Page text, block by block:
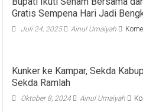
Gratis Sempena Hari Jadi
Juli 24, 2025 Ainul Umaiyah
Kunker ke Kampar, Sekda
Sekda Ramlah
Oktober 8, 2024 Ainul Umaiyah